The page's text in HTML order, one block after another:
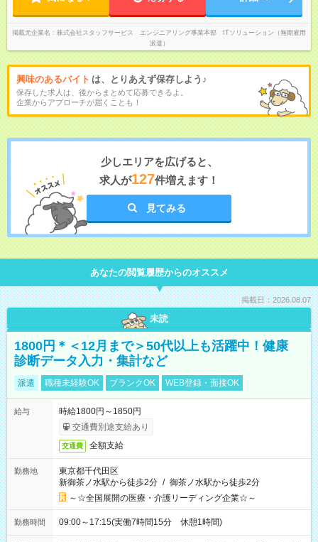
掲載元企業名
株式会社スタッフサービス エンジニアリング事業本部 ITソリューション（無期雇用
派遣）
興味のあるバイト は、とりあえず保存しよう♪
保存した求人は、後からまとめて応募できるよ。
企業からアプローチが届くことも！
少しエリアを広げると、
求人が127件増えます！
見てみる
あなたの閲覧履歴からのオススメ
掲載日：2026.08.07
未読
1800円＊＜12月まで＞50代以上も活躍中！健康
診断データ入力・集計など
派遣 職種未経験OK ブランクOK WEB登録・面接OK
給与
時給1800円～1850円
交通費別途支給あり
交通費 全額支給
勤務地
東京都千代田区
新御茶ノ水駅から徒歩2分 / 御茶ノ水駅から徒歩2分
～☆全国展開の医療・介護リーディング企業☆～
勤務時間 09:00～17:15(実働7時間15分 休憩1時間)